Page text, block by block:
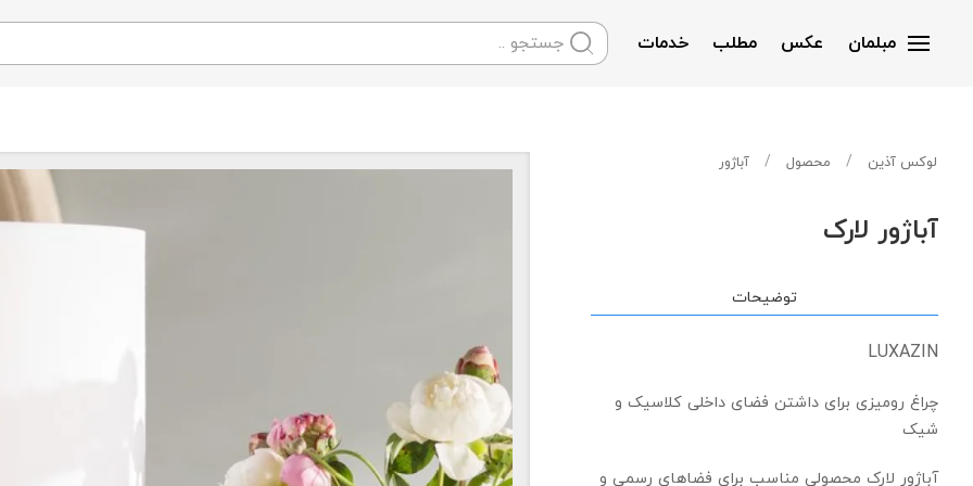
مبلمان عکس مطلب خدمات
لوکس آذین محصول آباژور
آباژور لارک
توضیحات
LUXAZIN
چراغ رومیزی برای داشتن فضای داخلی کلاسیک و
شیک
آباژور لارک محصولی مناسب برای فضاهای رسمی و